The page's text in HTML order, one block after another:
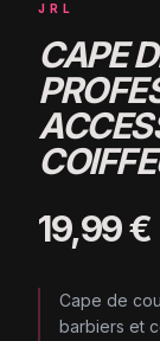
JRL
CAPE
19,99 €
Cape de
barbiers et